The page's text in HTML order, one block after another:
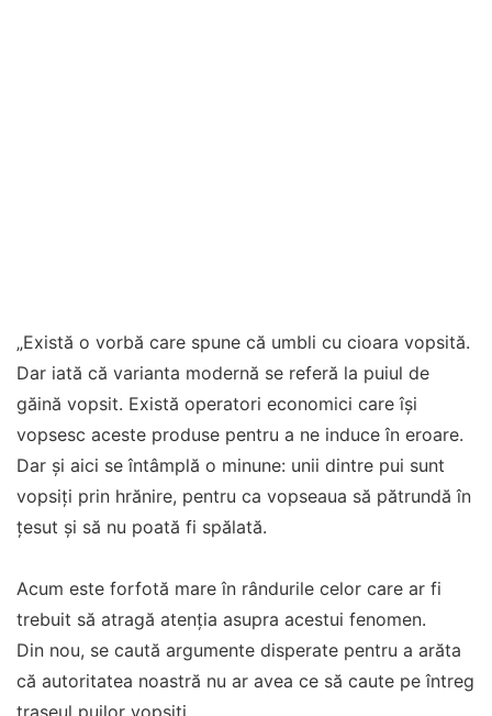
„Există o vorbă care spune că umbli cu cioara vopsită.
Dar iată că varianta modernă se referă la puiul de
găină vopsit. Există operatori economici care își
vopsesc aceste produse pentru a ne induce în eroare.
Dar și aici se întâmplă o minune: unii dintre pui sunt
vopsiți prin hrănire, pentru ca vopseaua să pătrundă în
țesut și să nu poată fi spălată.
Acum este forfotă mare în rândurile celor care ar fi
trebuit să atragă atenția asupra acestui fenomen.
Din nou, se caută argumente disperate pentru a arăta
că autoritatea noastră nu ar avea ce să caute pe întreg
traseul puilor vopsiți.